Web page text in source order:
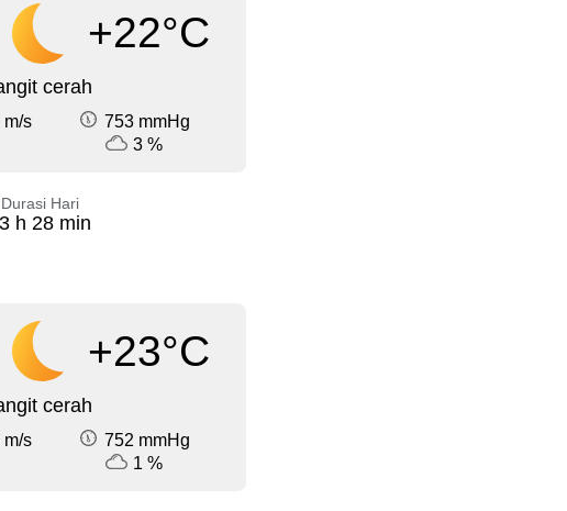
+22°C
cerah
m/s
753 mmHg
3 %
Durasi Hari
h 28 min
+23°C
cerah
m/s
752 mmHg
1 %